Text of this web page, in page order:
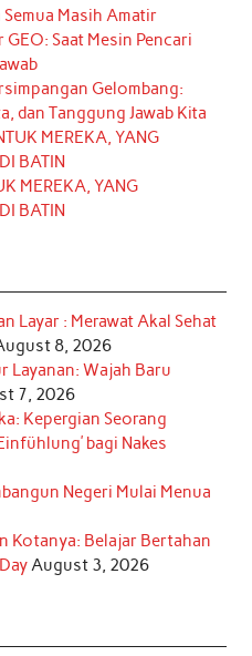
t
r
u
e
Masih Amatir
GEO: Saat Mesin Pencari
Gelombang:
dan Tanggung Jawab Kita
MEREKA, YANG
BATIN
MEREKA, YANG
BATIN
Layar : Merawat Akal Sehat
8, 2026
Layanan: Wajah Baru
7, 2026
Kepergian Seorang
bagi Nakes
Negeri Mulai Menua
Kotanya: Belajar Bertahan
August 3, 2026